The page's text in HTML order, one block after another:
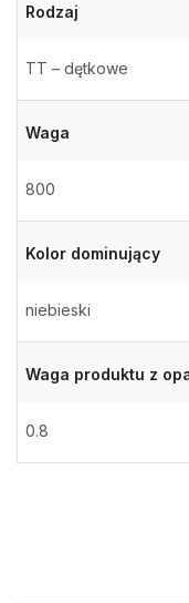
Rodzaj
TT – dętkowe
Waga
800
Kolor dominujący
niebieski
Waga produktu z
0.8